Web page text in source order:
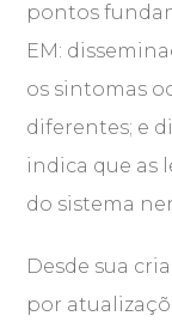
pontos
EM:
os sintomas
diferentes; e
indica que as
do sistema
Desde sua
por